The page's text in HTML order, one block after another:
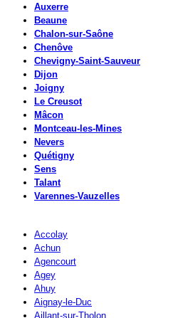
Auxerre
Beaune
Chalon-sur-Saône
Chenôve
Chevigny-Saint-Sauveur
Dijon
Joigny
Le Creusot
Mâcon
Montceau-les-Mines
Nevers
Quétigny
Sens
Talant
Varennes-Vauzelles
Accolay
Achun
Agencourt
Agey
Ahuy
Aignay-le-Duc
Aillant-sur-Tholon